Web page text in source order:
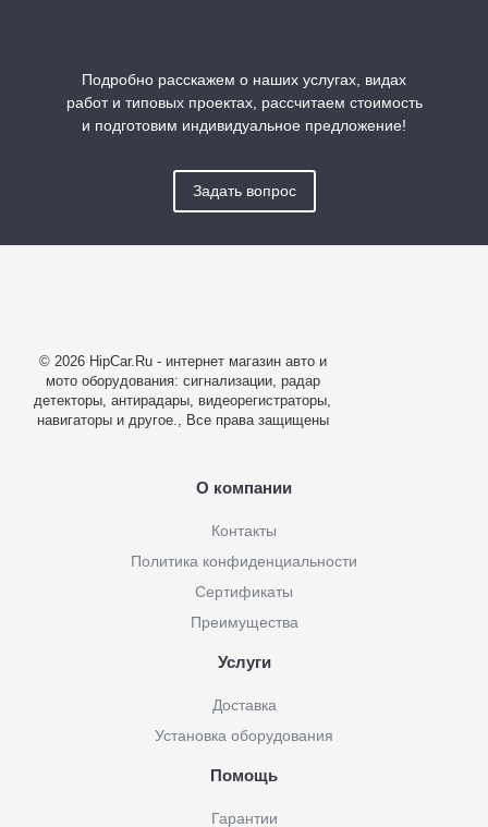
Подробно расскажем о наших услугах, видах
работ и типовых проектах, рассчитаем стоимость
и подготовим индивидуальное предложение!
Задать вопрос
© 2026 HipCar.Ru - интернет магазин авто и
мото оборудования: сигнализации, радар
детекторы, антирадары, видеорегистраторы,
навигаторы и другое., Все права защищены
О компании
Контакты
Политика конфиденциальности
Сертификаты
Преимущества
Услуги
Доставка
Установка оборудования
Помощь
Гарантии